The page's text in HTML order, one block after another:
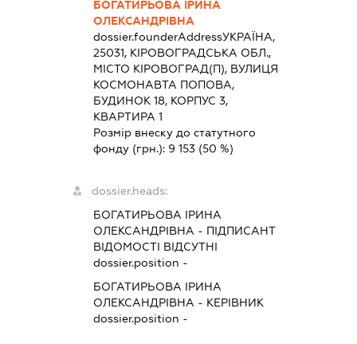
БОГАТИРЬОВА ІРИНА
ОЛЕКСАНДРІВНА
dossier.founderAddressУКРАЇНА,
25031, КІРОВОГРАДСЬКА ОБЛ.,
МІСТО КІРОВОГРАД(П), ВУЛИЦЯ
КОСМОНАВТА ПОПОВА,
БУДИНОК 18, КОРПУС 3,
КВАРТИРА 1
Розмір внеску до статутного
фонду (грн.): 9 153 (50 %)
dossier.heads:
БОГАТИРЬОВА ІРИНА
ОЛЕКСАНДРІВНА - ПІДПИСАНТ
ВІДОМОСТІ ВІДСУТНІ
dossier.position -
БОГАТИРЬОВА ІРИНА
ОЛЕКСАНДРІВНА - КЕРІВНИК
dossier.position -